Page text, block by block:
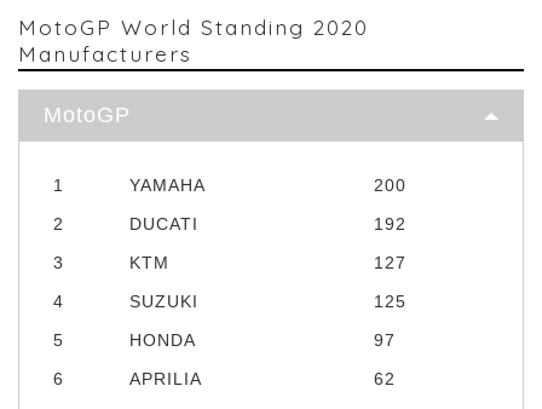
MotoGP World Standing 2020
Manufacturers
MotoGP
1 YAMAHA
200
2
DUCATI
192
3
KTM
127
4
SUZUKI
125
5
HONDA
97
6
APRILIA 62